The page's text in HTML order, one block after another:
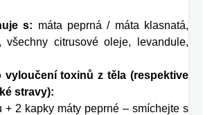
s: máta peprná / máta klasnatá,
všechny citrusové oleje, levandule,
vyloučení toxinů z těla (respektive
stravy):
+ 2 kapky máty peprné – smíchejte s